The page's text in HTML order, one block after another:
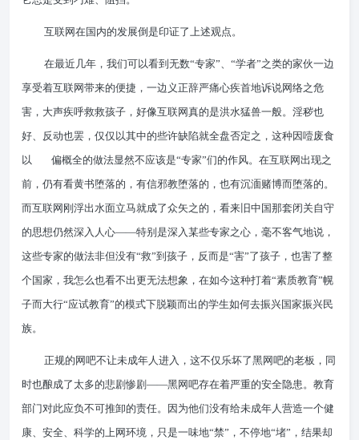
互联网在国内的发展倒是印证了上述观点。
在最近几年，我们可以看到无数“专家”、“学者”之类的家伙一边
享受着互联网带来的便捷，一边义正辞严痛心疾首地诉说网络之危
害，大声疾呼救救孩子，好像互联网真的是洪水猛兽一般。淫秽也
好、反动也罢，仅仅以其中的些许缺陷就全盘否定之，这种因噎废食
以
偏概全的做法显然不应该是“专家”们的作风。在互联网出现之
前，仍有看黄书堕落的，有信邪教堕落的，也有沉湎赌博而堕落的。
而互联网刚浮出水面立马就成了众矢之的，看来旧中国那套闭关自守
的思想仍然深入人心——特别是深入某些专家之心，毫不客气地说，
这些专家的做法非但没有“救”到孩子，反而是“害”了孩子，也害了整
个国家，我怎么也看不出更无法想象，在如今这种打着“素质教育”幌
子而大行“应试教育”的模式下脱颖而出的学生如何去振兴国家振兴民
族。
正规的网吧不让未成年人进入，这不仅乐坏了黑网吧的老板，同
时也酿成了太多的悲剧惨剧——黑网吧存在着严重的安全隐患。教育
部门对此应负不可推卸的责任。因为他们没有给未成年人营造一个健
康、安全、科学的上网环境，只是一味地“禁”，不停地“堵”，结果却